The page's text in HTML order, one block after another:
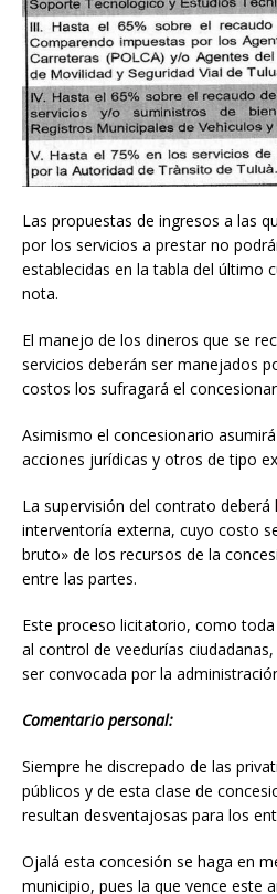
Las propuestas de ingresos a las
por los servicios a prestar no
establecidas en la tabla del último
nota.
El manejo de los dineros que se
servicios deberán ser manejados
costos los sufragará el
Asimismo el concesionario
acciones jurídicas y otros de tipo
La supervisión del contrato deberá
interventoría externa, cuyo costo
bruto» de los recursos de la
entre las partes.
Este proceso licitatorio, como
al control de veedurías
ser convocada por la
Comentario personal:
Siempre he discrepado de las
públicos y de esta clase de
resultan desventajosas para los
Ojalá esta concesión se haga en
municipio, pues la que vence este